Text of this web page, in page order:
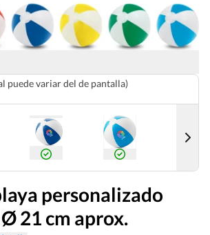
puede variar del de pantalla)
personalizado
21 cm aprox.